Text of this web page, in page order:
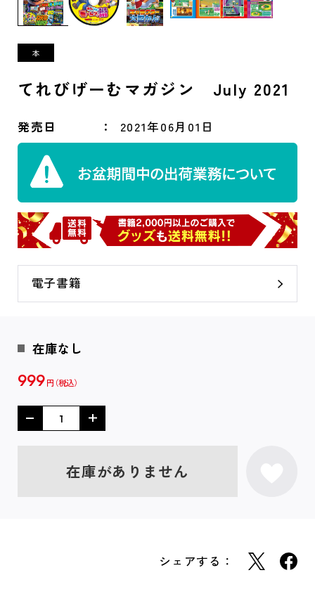
てれびげーむマガジン July 2021
発売日 2021年06月01日
電子書籍
在庫なし
999 円
在庫がありません
シェアする：